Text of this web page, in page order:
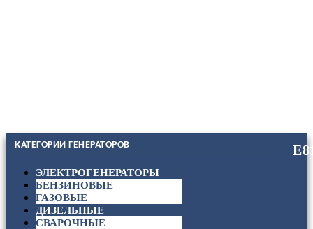
КАТЕГОРИИ ГЕНЕРАТОРОВ
ЭЛЕКТРОГЕНЕРАТОРЫ
БЕНЗИНОВЫЕ
ГАЗОВЫЕ
ДИЗЕЛЬНЫЕ
СВАРОЧНЫЕ